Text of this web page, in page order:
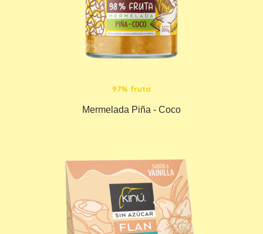
97% fruta
Mermelada Piña - Coco